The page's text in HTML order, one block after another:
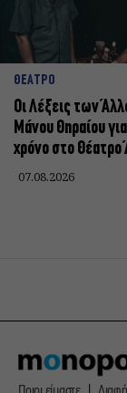
ΘΕΑΤΡΟ
Οι Λέξεις των
Μάνου Θηραίου
χρόνο στο Θέατρο
07.08.2026